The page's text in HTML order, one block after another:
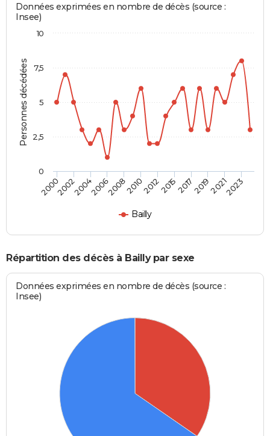
Personnes décédées
Données exprimées en nombre de décès (source :
Insee)
Bailly
200020022004200620082010201220152017201920212023
0
10
2,5
5
7,5
Répartition des décès à Bailly par sexe
Données exprimées en nombre de décès (source :
Insee)